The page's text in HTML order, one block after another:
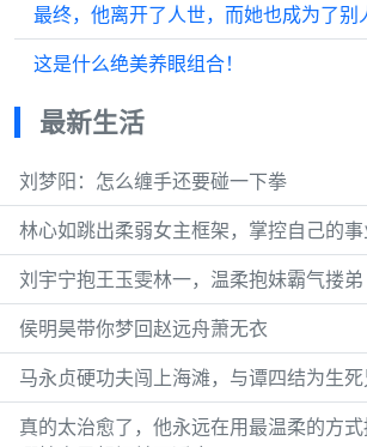
最终，他离开了人世，而她也成为了
这是什么绝美养眼组合！
最新生活
刘梦阳：怎么缠手还要碰一下拳
林心如跳出柔弱女主框架，掌控自己的
刘宇宁抱王玉雯林一，温柔抱妹霸气搂弟
侯明昊带你梦回赵远舟萧无衣
马永贞硬功夫闯上海滩，与谭四结为生
真的太治愈了，他永远在用最温柔的方式